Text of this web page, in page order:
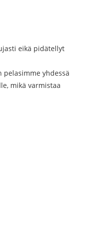
eikä pidätellyt
yhdessä
mikä varmistaa